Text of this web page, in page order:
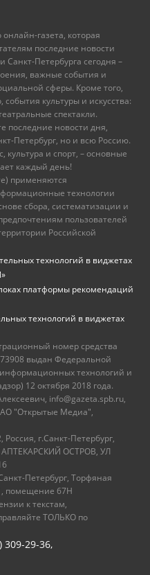
газета, которая
последние новости
Санкт-Петербурга сегодня –
важные события и
сферы. Кроме того,
культуры и искусства:
спектакли.
последние новости дня,
Петербург, но и всю Россию.
культура и спорт, – основные
каждый день!
применяются
технологии
сбора, систематизации и
пользователей
Российской
технологий в виджетах
платформы рекомендаций
технологий в виджетах
номер средства
выдан Федеральной
технологий и
12 октября 2018 года.
info@gazeta.spb.ru,
АО "Открытые Медиа",
г.Санкт-Петербург,
ОСТРОВ, УЛ
Петербург, Торфяная
помещение 67Н
к текстам,
ТОЛЬКО по
309-29-36,